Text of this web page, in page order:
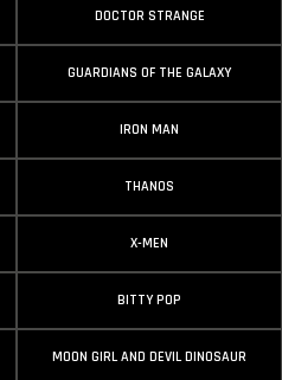
DOCTOR STRANGE
GUARDIANS OF THE GALAXY
IRON MAN
THANOS
X-MEN
BITTY POP
MOON GIRL AND DEVIL DINOSAUR